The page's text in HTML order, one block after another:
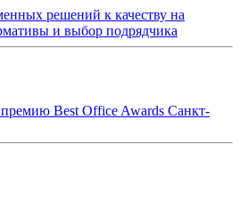
решений к качеству на
и выбор подрядчика
Best Office Awards Санкт-